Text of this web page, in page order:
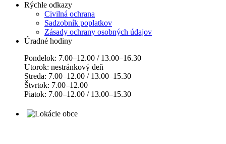
Rýchle odkazy
Civilná ochrana
Sadzobník poplatkov
Zásady ochrany osobných údajov
Úradné hodiny
Pondelok: 7.00–12.00 / 13.00–16.30
Utorok: nestránkový deň
Streda: 7.00–12.00 / 13.00–15.30
Štvrtok: 7.00–12.00
Piatok: 7.00–12.00 / 13.00–15.30